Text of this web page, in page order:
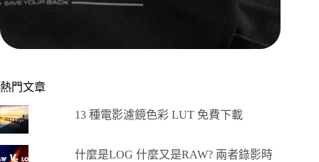
熱門文章
13 種電影濾鏡色彩 LUT 免費下載
什麼是LOG 什麼又是RAW? 兩者錄影時